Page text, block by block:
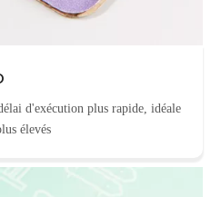
d'exécution plus rapide, idéale
élevés